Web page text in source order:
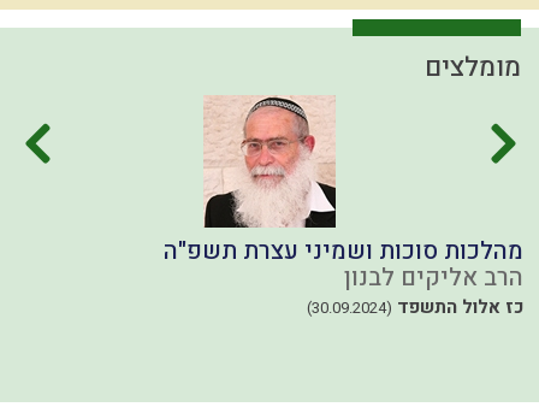
מומלצים
מהלכות סוכות ושמיני עצרת תשפ"ה
הרב אליקים לבנון
כז אלול התשפד (30.09.2024)